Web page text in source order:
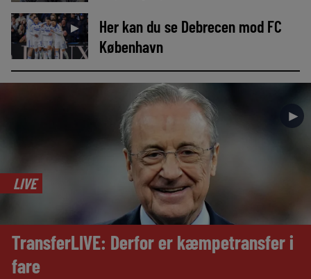
►
Her kan du se Debrecen mod FC
København
►
LIVE
TransferLIVE: Derfor er kæmpetransfer i
fare